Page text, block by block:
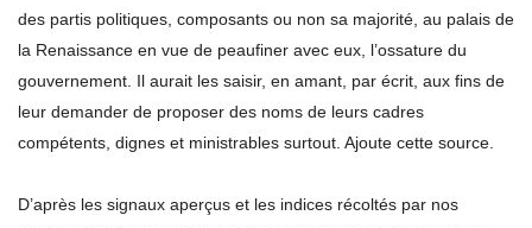
des partis politiques, composants ou non sa majorité, au palais de
la Renaissance en vue de peaufiner avec eux, l’ossature du
gouvernement. Il aurait les saisir, en amant, par écrit, aux fins de
leur demander de proposer des noms de leurs cadres
compétents, dignes et ministrables surtout. Ajoute cette source.
D’après les signaux aperçus et les indices récoltés par nos